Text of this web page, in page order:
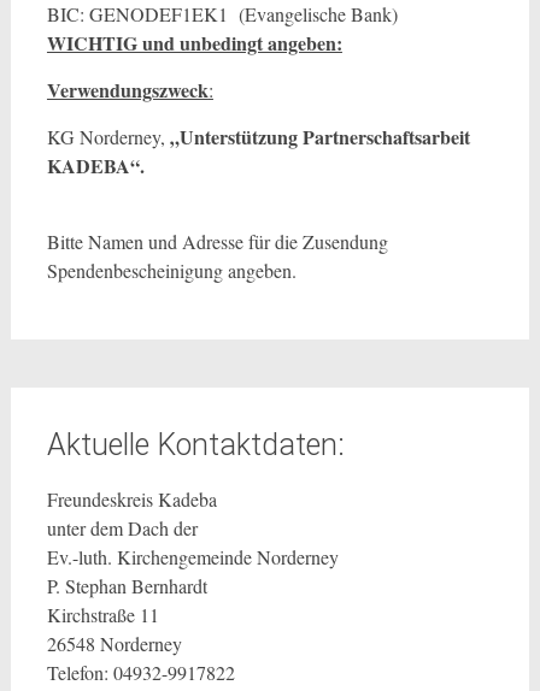
BIC: GENODEF1EK1 (Evangelische Bank)
WICHTIG und unbedingt angeben:
Verwendungszweck:
KG Norderney, „Unterstützung Partnerschaftsarbeit
KADEBA“.
Bitte Namen und Adresse für die Zusendung
Spendenbescheinigung angeben.
Aktuelle Kontaktdaten:
Freundeskreis Kadeba
unter dem Dach der
Ev.-luth. Kirchengemeinde Norderney
P. Stephan Bernhardt
Kirchstraße 11
26548 Norderney
Telefon: 04932-9917822